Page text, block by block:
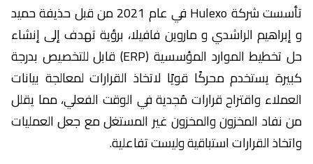
تأسست شركة Hulexo في عام 2021 من قبل حذيفة حميد
و إبراهيم الراشدي و ماروين فافيلا، برؤية تهدف إلى إنشاء
حل تخطيط الموارد المؤسسية (ERP) قابل للتخصيص بدرجة
كبيرة يستخدم محركًا قويًا لاتخاذ القرارات لمعالجة بيانات
العملاء واقتراح قرارات مُجدية في الوقت الفعلي، مما يقلل
من نفاد المخزون والمخزون غير المستغل مع جعل العمليات
واتخاذ القرارات استباقية وليست تفاعلية.